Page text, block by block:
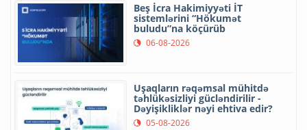
Beş İcra Hakimiyyəti İT
sistemlərini “Hökumət
buludu”na köçürüb
06-08-2026
Uşaqların rəqəmsal mühitdə
təhlükəsizliyi gücləndirilir -
Dəyişikliklər nəyi ehtiva edir?
05-08-2026